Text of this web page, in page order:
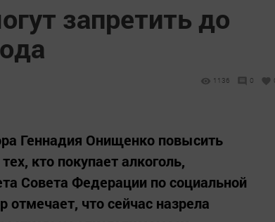
запретить до
1136 0
Геннадия Онищенко повысить
кто покупает алкоголь,
Совета Федерации по социальной
отмечает, что сейчас назрела